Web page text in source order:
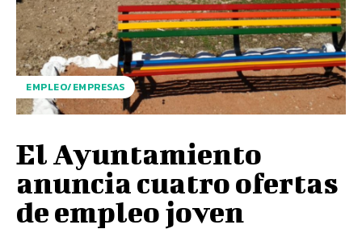
EMPLEO/EMPRESAS
El Ayuntamiento
anuncia cuatro ofertas
de empleo joven